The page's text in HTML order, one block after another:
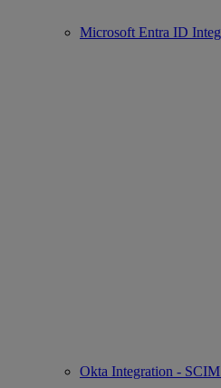
Microsoft Entra ID
Okta Integration -